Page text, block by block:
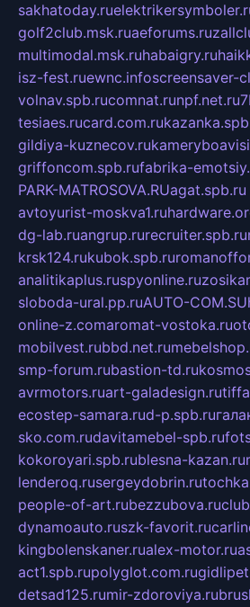
sakhatoday.ru
golf2club.msk.ruaeforums.ru
multimodal.msk.ruhabaigry.ru
isz-fest.ruewnc.infoscreensaver-
volnav.spb.rucomnat.runpf.net.ru
tesiaes.rucard.com.ru
gildiya-kuznecov.ru
griffoncom.spb.rufabrika-
PARK-MATROSOVA.RUagat.spb.ru
avtoyurist-moskva1.ru
dg-lab.ruangrup.rurecruiter.spb.ru
krsk124.rukubok.spb.ru
analitikaplus.ruspyonline.ru
sloboda-ural.pp.ruAUTO-COM.SU
online-z.comaromat-vostoka.ru
mobilvest.rubbd.net.ru
smp-forum.rubastion-td.ru
avrmotors.ruart-galadesign.ru
ecostep-samara.rud-p.spb.ru
sko.com.rudavitamebel-spb.ru
kokoroyari.spb.rublesna-kazan.ru
lenderoq.rusergeydobrin.ru
people-of-art.rubezzubova.ru
dynamoauto.ruszk-favorit.ru
kingbolenskaner.rualex-motor.ru
act1.spb.rupolyglot.com.ru
detsad125.rumir-zdoroviya.ru